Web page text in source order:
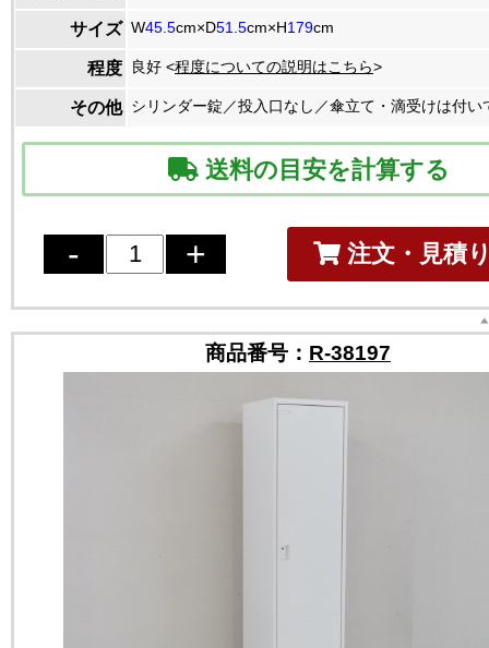
サイズ W45.5cm×D51.5cm×H179cm
程度 良好 <程度についての説明はこちら>
その他 シリンダー錠／投入口なし／傘立て・滴受けは付い
送料の目安を計算する
注文・見積
商品番号： R-38197